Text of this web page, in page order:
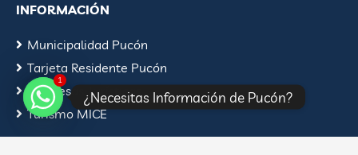
INFORMACIÓN
Municipalidad Pucón
Tarjeta Residente Pucón
Empresas Turísticas
Turismo MICE
1
¿Necesitas Información de Pucón?